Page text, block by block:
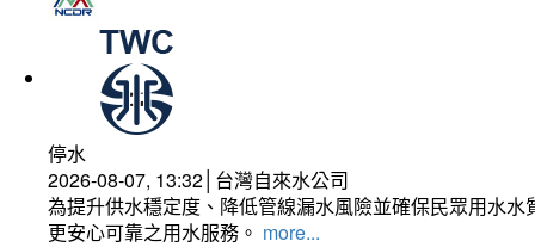
停水
2026-08-07, 13:32│台灣自來水公司
為提升供水穩定度、降低管線漏水風險並確保民眾用水
更安心可靠之用水服務。 more...